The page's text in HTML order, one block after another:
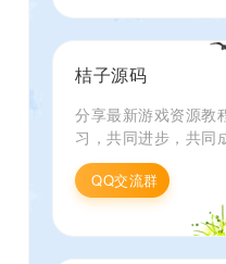
升级版第三季】最新
整理Linux手工服务端
搭建教程
桔子源码
分享最新游戏资源教
习，共同进步，共同
QQ交流群